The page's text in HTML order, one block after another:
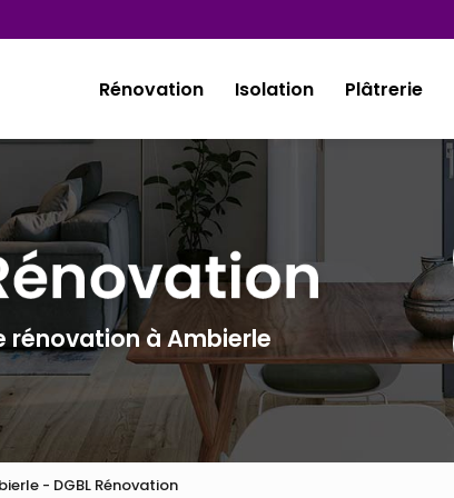
Rénovation
Isolation Plâtrerie
rénovation à Ambierle
- DGBL Rénovation